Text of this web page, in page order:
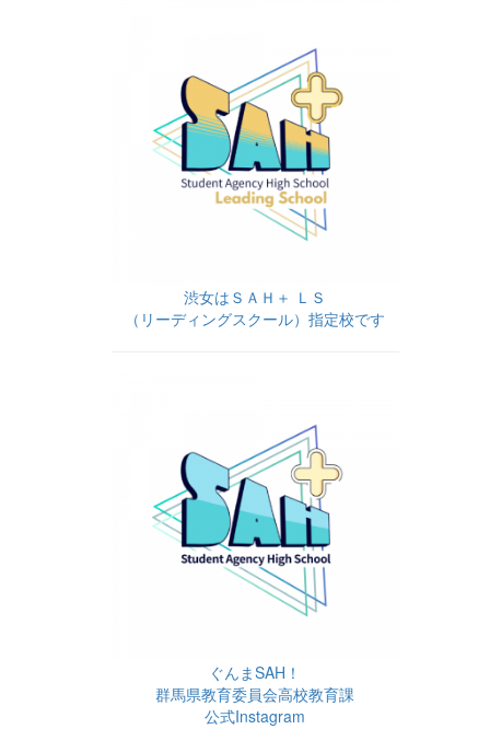
渋女はＳＡＨ＋ ＬＳ
（リーディングスクール）指定校です
ぐんまSAH！
群馬県教育委員会高校教育課
公式Instagram